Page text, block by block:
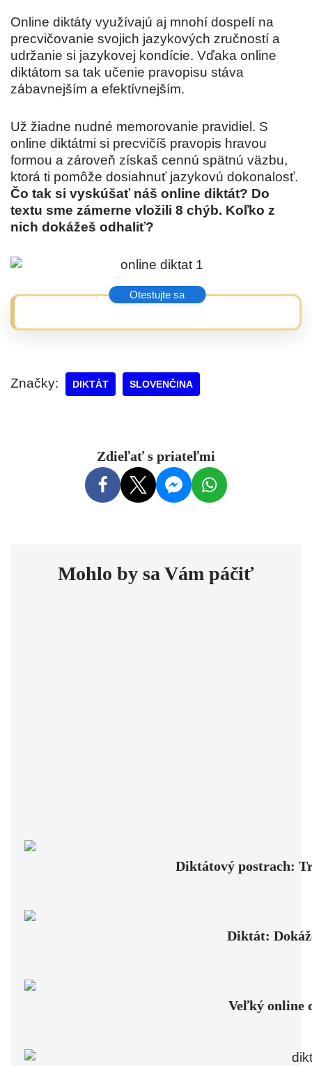
Online diktáty využívajú aj mnohí dospelí na
precvičovanie svojich jazykových zručností a
udržanie si jazykovej kondície. Vďaka online
diktátom sa tak učenie pravopisu stáva
zábavnejším a efektívnejším.
Už žiadne nudné memorovanie pravidiel. S
online diktátmi si precvičíš pravopis hravou
formou a zároveň získaš cennú spätnú väzbu,
ktorá ti pomôže dosiahnuť jazykovú dokonalosť.
Čo tak si vyskúšať náš online diktát? Do
textu sme zámerne vložili 8 chýb. Koľko z
nich dokážeš odhaliť?
Značky: DIKTÁT SLOVENČINA
Zdieľať s priateľmi
Mohlo by sa Vám páčiť
Diktátový postrach:
Diktát:
Veľký online